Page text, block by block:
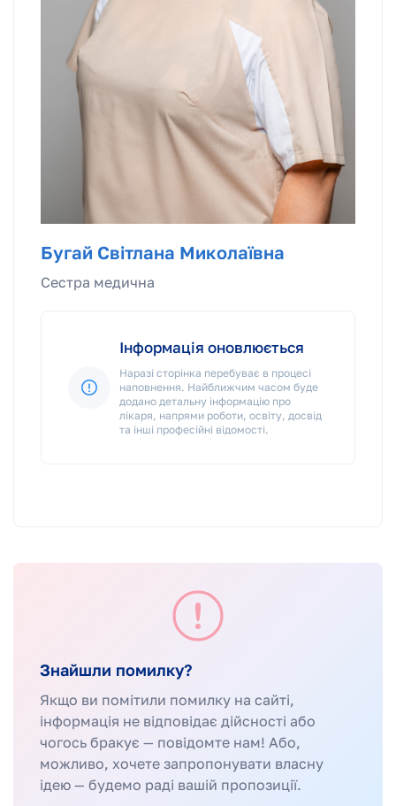
Бугай Світлана Миколаївна
Сестра медична
Інформація оновлюється
Наразі сторінка перебуває в процесі
наповнення. Найближчим часом буде
додано детальну інформацію про
лікаря, напрями роботи, освіту, досвід
та інші професійні відомості.
Знайшли помилку?
Якщо ви помітили помилку на сайті,
інформація не відповідає дійсності або
чогось бракує — повідомте нам! Або,
можливо, хочете запропонувати власну
ідею — будемо раді вашій пропозиції.